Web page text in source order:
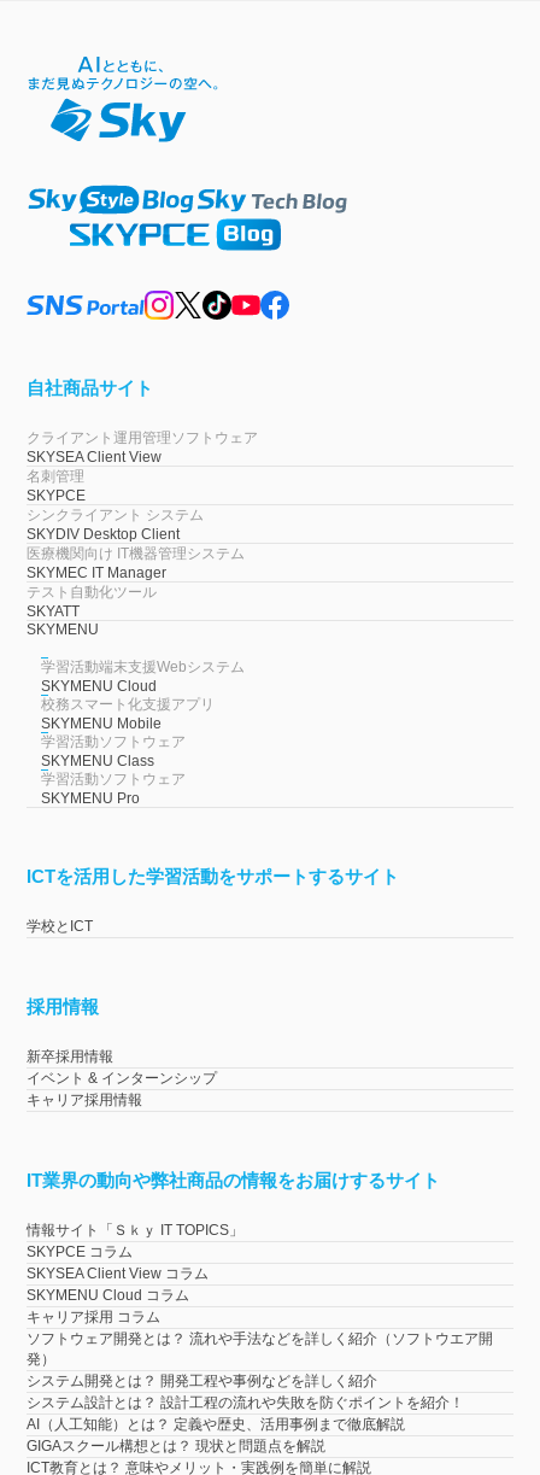
自社商品サイト
クライアント運用管理ソフトウェア
SKYSEA Client View
名刺管理
SKYPCE
シンクライアント システム
SKYDIV Desktop Client
医療機関向け IT機器管理システム
SKYMEC IT Manager
テスト自動化ツール
SKYATT
SKYMENU
学習活動端末支援Webシステム
SKYMENU Cloud
校務スマート化支援アプリ
SKYMENU Mobile
学習活動ソフトウェア
SKYMENU Class
学習活動ソフトウェア
SKYMENU Pro
ICTを活用した学習活動をサポートするサイト
学校とICT
採用情報
新卒採用情報
イベント & インターンシップ
キャリア採用情報
IT業界の動向や弊社商品の情報をお届けするサイト
情報サイト「Ｓｋｙ IT TOPICS」
SKYPCE コラム
SKYSEA Client View コラム
SKYMENU Cloud コラム
キャリア採用 コラム
ソフトウェア開発とは？ 流れや手法などを詳しく紹介（ソフトウエア開
発）
システム開発とは？ 開発工程や事例などを詳しく紹介
システム設計とは？ 設計工程の流れや失敗を防ぐポイントを紹介！
AI（人工知能）とは？ 定義や歴史、活用事例まで徹底解説
GIGAスクール構想とは？ 現状と問題点を解説
ICT教育とは？ 意味やメリット・実践例を簡単に解説